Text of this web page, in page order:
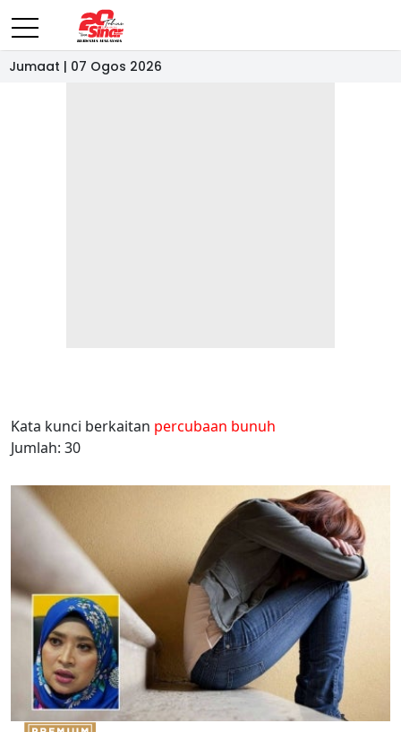
Jumaat | 07 Ogos 2026
Kata kunci berkaitan percubaan bunuh
Jumlah: 30